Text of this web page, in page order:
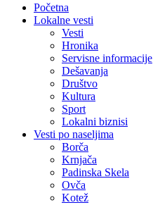
Početna
Lokalne vesti
Vesti
Hronika
Servisne informacije
Dešavanja
Društvo
Kultura
Sport
Lokalni biznisi
Vesti po naseljima
Borča
Krnjača
Padinska Skela
Ovča
Kotež